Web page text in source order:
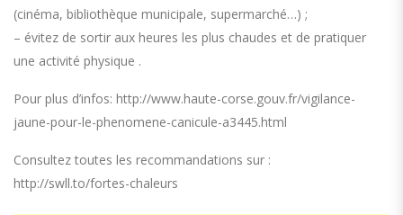
(cinéma, bibliothèque municipale, supermarché…) ;
– évitez de sortir aux heures les plus chaudes et de pratiquer
une activité physique .
Pour plus d’infos: http://www.haute-corse.gouv.fr/vigilance-
jaune-pour-le-phenomene-canicule-a3445.html
Consultez toutes les recommandations sur :
http://swll.to/fortes-chaleurs